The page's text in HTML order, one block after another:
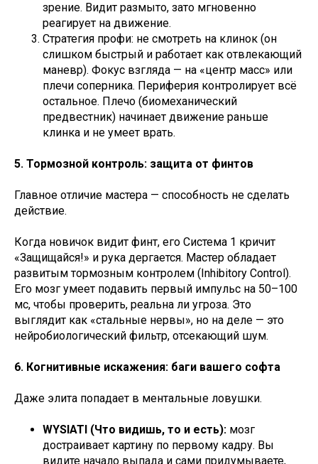
зрение. Видит размыто, зато мгновенно
реагирует на движение.
Стратегия профи: не смотреть на клинок (он
слишком быстрый и работает как отвлекающий
маневр). Фокус взгляда — на «центр масс» или
плечи соперника. Периферия контролирует всё
остальное. Плечо (биомеханический
предвестник) начинает движение раньше
клинка и не умеет врать.
5. Тормозной контроль: защита от финтов
Главное отличие мастера — способность не сделать
действие.
Когда новичок видит финт, его Система 1 кричит
«Защищайся!» и рука дергается. Мастер обладает
развитым тормозным контролем (Inhibitory Control).
Его мозг умеет подавить первый импульс на 50–100
мс, чтобы проверить, реальна ли угроза. Это
выглядит как «стальные нервы», но на деле — это
нейробиологический фильтр, отсекающий шум.
6. Когнитивные искажения: баги вашего софта
Даже элита попадает в ментальные ловушки.
WYSIATI (Что видишь, то и есть): мозг
достраивает картину по первому кадру. Вы
видите начало выпада и сами придумываете,